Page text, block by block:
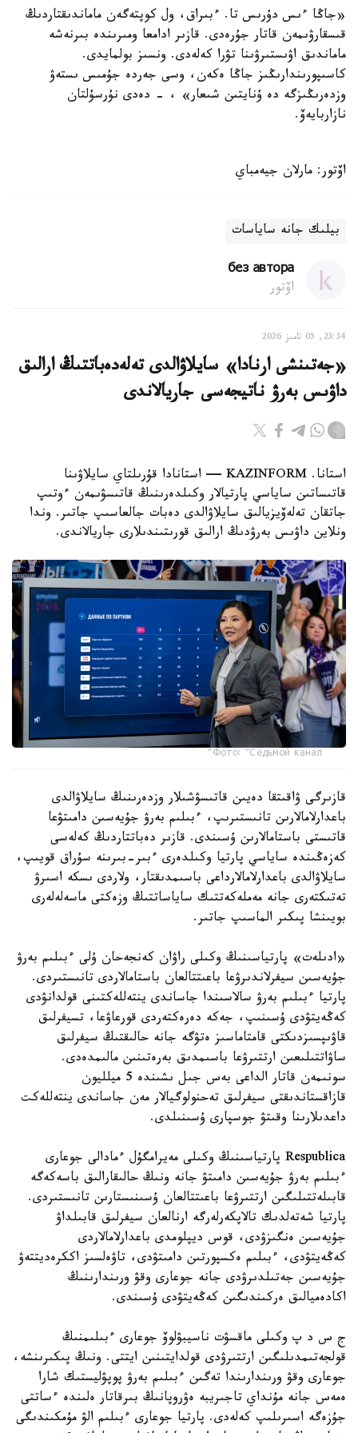
«جاڭا ءىس دۇرىس تا. ءبىراق، ول كوپتەگەن ماماندىقتاردىڭ
قىسقارۋىمەن قاتار جۇرەدى. قازىر ادامعا ومىرىندە بىرنەشە
ماماندىق اۋىستىرۋىنا تۋرا كەلەدى. ونسىز بولمايدى.
كاسىپورىندارىڭىز جاڭا ەكەن، وسى جەردە جۇمىس ىستەۋ
وزدەرىڭىزگە دە ۇنايتىن شىعار» ، - دەدى نۇرسۇلتان
نازاربايەۆ.
اۆتور: مارلان جيەمباي
بيلىك جانە ساياسات
без автора
اۆتور
23:34, 05 تامىز 2026
«جەتىنشى ارنادا» سايلاۋالدى تەلەدەباتتىڭ ارالىق
داۋىس بەرۋ ناتيجەسى جاريالاندى
استانا. KAZINFORM — استانادا قۇرىلتاي سايلاۋىنا
قاتىساتىن ساياسي پارتيالار وكىلدەرىنىڭ قاتىسۋىمەن ءوتىپ
جاتقان تەلەۆيزيالىق سايلاۋالدى دەبات جالعاسىپ جاتىر. وندا
ونلاين داۋىس بەرۋدىڭ ارالىق قورىتىندىلارى جاريالاندى.
Фото: "Седьмой канал"
قازىرگى ۋاقىتقا دەيىن قاتىسۋشىلار وزدەرىنىڭ سايلاۋالدى
باعدارلامالارىن تانىستىرىپ، ءبىلىم بەرۋ جۇيەسىن دامىتۋعا
قاتىستى باستامالارىن ۇسىندى. قازىر دەباتتاردىڭ كەلەسى
كەزەڭىندە ساياسي پارتيا وكىلدەرى ءبىر-بىرىنە سۇراق قويىپ،
سايلاۋالدى باعدارلامالارداعى باسىمدىقتار، ولاردى ىسكە اسىرۋ
تەتىكتەرى جانە مەملەكەتتىك ساياساتتىڭ وزەكتى ماسەلەلەرى
بويىنشا پىكىر الماسىپ جاتىر.
«ادىلەت» پارتياسىنىڭ وكىلى راۋان كەنجەحان ۇلى ءبىلىم بەرۋ
جۇيەسىن سيفرلاندىرۋعا باعىتتالعان باستامالاردى تانىستىردى.
پارتيا ءبىلىم بەرۋ سالاسىندا جاساندى ينتەللەكتىنى قولدانۋدى
كەڭەيتۋدى ۇسىنىپ، جەكە دەرەكتەردى قورعاۋعا، تسيفرلىق
قاۋىپسىزدىكتى قامتاماسىز ەتۋگە جانە حالىقتىڭ سيفرلىق
ساۋاتتىلىعىن ارتتىرۋعا باسىمدىق بەرەتىنىن مالىمدەدى.
سونىمەن قاتار الداعى بەس جىل ىشىندە 5 ميلليون
قازاقستاندىقتى سيفرلىق تەحنولوگيالار مەن جاساندى ينتەللەكت
داعدىلارىنا وقىتۋ جوسپارى ۇسىنىلدى.
Respublica پارتياسىنىڭ وكىلى مەيرامگۇل ءمادالى جوعارى
ءبىلىم بەرۋ جۇيەسىن دامىتۋ جانە ونىڭ حالىقارالىق باسەكەگە
قابىلەتتىلىگىن ارتتىرۋعا باعىتتالعان ۇسىنىستارىن تانىستىردى.
پارتيا شەتەلدىك تالاپكەرلەرگە ارنالعان سيفرلىق قابىلداۋ
جۇيەسىن ەنگىزۋدى، قوس ديپلومدى باعدارلامالاردى
كەڭەيتۋدى، ءبىلىم ەكسپورتىن دامىتۋدى، تاۋەلسىز اككرەديتتەۋ
جۇيەسىن جەتىلدىرۋدى جانە جوعارى وقۋ ورىندارىنىڭ
اكادەميالىق ەركىندىگىن كەڭەيتۋدى ۇسىندى.
ج س د پ وكىلى ماقسۋت ناسيبۋلوۆ جوعارى ءبىلىمنىڭ
قولجەتىمدىلىگىن ارتتىرۋدى قولدايتىنىن ايتتى. ونىڭ پىكىرىنشە،
جوعارى وقۋ ورىندارىندا تەگىن ءبىلىم بەرۋ پوپۋليستىك شارا
ەمەس جانە مۇنداي تاجىريبە ەۋروپانىڭ بىرقاتار ەلىندە ءساتتى
جۇزەگە اسىرىلىپ كەلەدى. پارتيا جوعارى ءبىلىم الۋ مۇمكىندىگى